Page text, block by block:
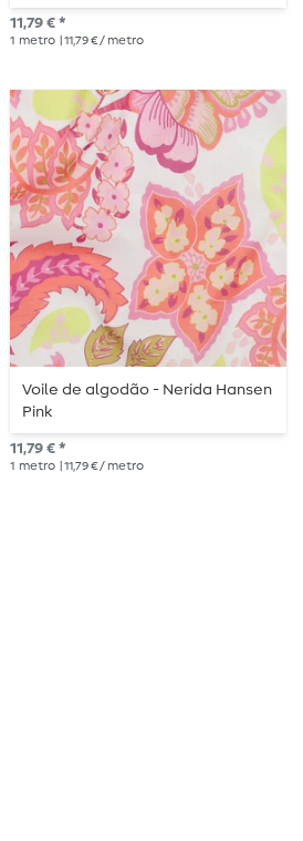
11,79 € *
1 metro | 11,79 € / metro
Voile de algodão - Nerida Hansen
Pink
11,79 € *
1 metro | 11,79 € / metro